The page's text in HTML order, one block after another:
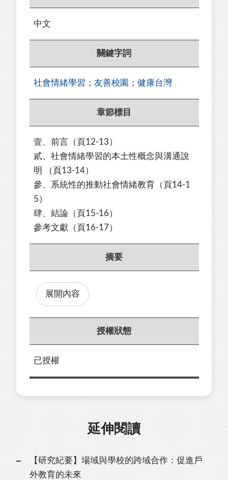
中文
關鍵字詞
社會情緒學習 ； 友善校園 ； 健康台灣
章節標目
壹、前言 （頁12-13）
貳、社會情緒學習的本土性概念與溝通說
明 （頁13-14）
參、系統性的推動社會情緒教育（頁14-1
5）
肆、結論（頁15-16）
參考文獻（頁16-17）
摘要
展開內容
授權狀態
已授權
延伸閱讀
【研究紀要】場域與學校的跨域合作：促進戶
外教育的未來